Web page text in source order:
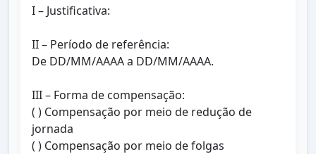
I – Justificativa:
II – Período de referência:
De DD/MM/AAAA a DD/MM/AAAA.
III – Forma de compensação:
( ) Compensação por meio de redução de
jornada
( ) Compensação por meio de folgas